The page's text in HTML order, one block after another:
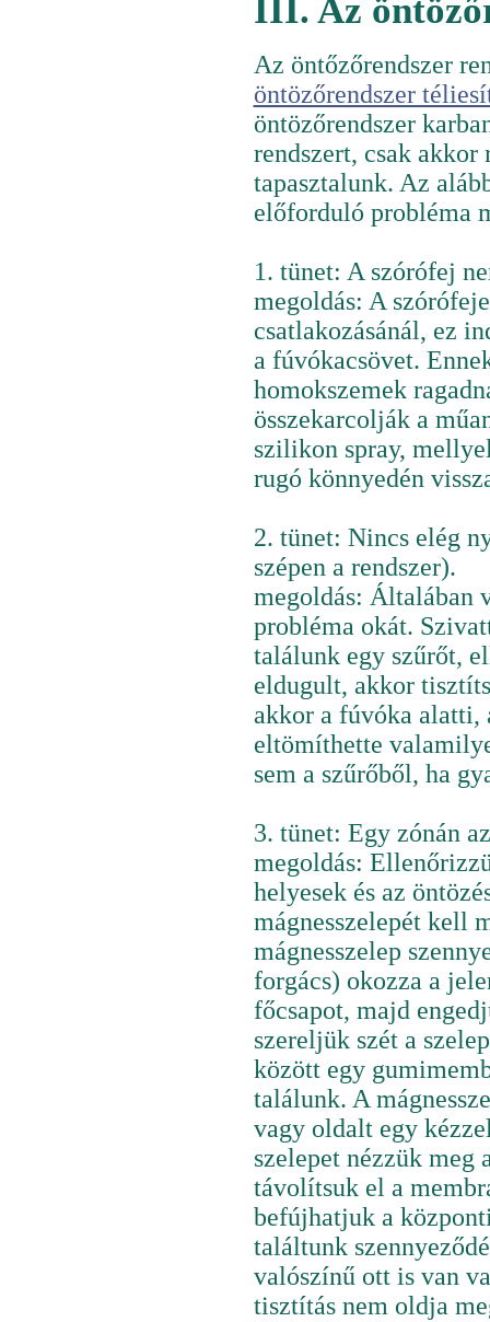
III. Az
Az öntőzőrendszer
öntözőrendszer
öntözőrendszer
rendszert, csak akkor
tapasztalunk. Az
előforduló probléma
1. tünet: A szórófej
megoldás: A
csatlakozásánál, ez
a fúvókacsövet.
homokszemek
összekarcolják a
szilikon spray,
rugó könnyedén
2. tünet: Nincs elég
szépen a rendszer).
megoldás: Általában
probléma okát.
találunk egy szűrőt,
eldugult, akkor
akkor a fúvóka alatti,
eltömíthette
sem a szűrőből, ha
3. tünet: Egy zónán
megoldás:
helyesek és az
mágnesszelepét kell
mágnesszelep
forgács) okozza a
főcsapot, majd
szereljük szét a
között egy
találunk. A
vagy oldalt egy
szelepet nézzük meg
távolítsuk el a
befújhatjuk a
találtunk
valószínű ott is van
tisztítás nem oldja